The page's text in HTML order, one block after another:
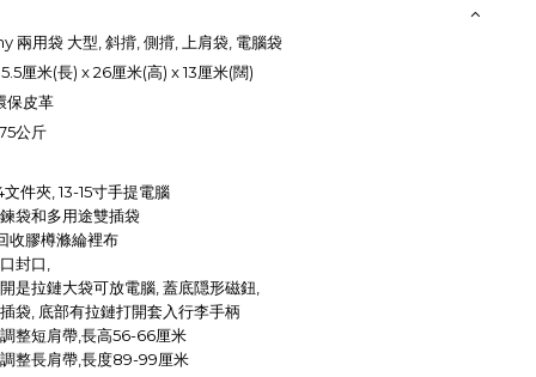
兩用袋 大型, 斜揹, 側揹, 上肩袋, 電腦袋
厘米(長) x 26厘米(高) x 13厘米(闊)
保皮革
公斤
件夾, 13-15寸手提電腦
袋和多用途雙插袋
收膠樽滌綸裡布
封口,
是拉鏈大袋可放電腦, 蓋底隠形磁鈕,
袋, 底部有拉鏈打開套入行李手柄
整短肩帶,長高56-66厘米
整長肩帶,長度89-99厘米